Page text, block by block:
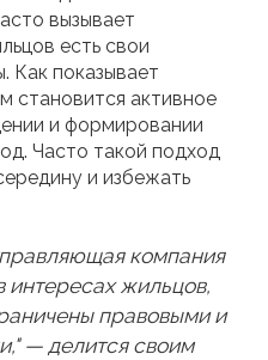
вызывает
есть свои
Как показывает
становится активное
и формировании
Часто такой подход
и избежать
компания
интересах жильцов,
правовыми и
— делится своим